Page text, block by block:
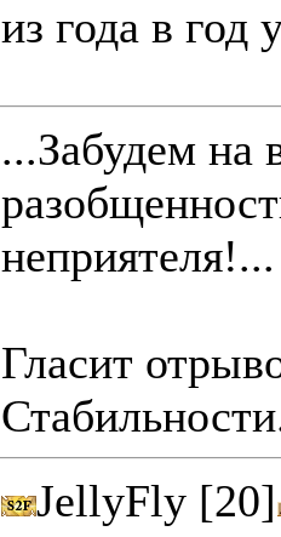
из года в год
...Забудем на
неприятеля!...
Гласит
JellyFly [20]